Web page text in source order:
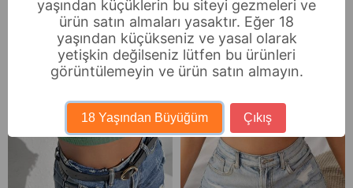
TÜKENDI
yaşından küçüklerin bu siteyi gezmeleri ve
ürün satın almaları yasaktır. Eğer 18
yaşından küçükseniz ve yasal olarak
yetişkin değilseniz lütfen bu ürünleri
görüntülemeyin ve ürün satın almayın.
18 Yaşından Büyüğüm Çıkış